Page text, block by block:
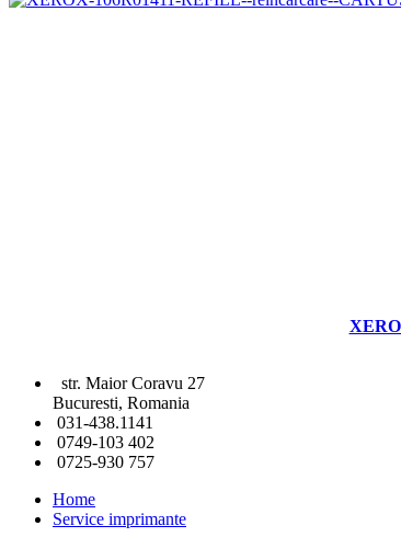
str. Maior Coravu 27
Bucuresti, Romania
031-438.1141
0749-103 402
0725-930 757
Home
Service imprimante